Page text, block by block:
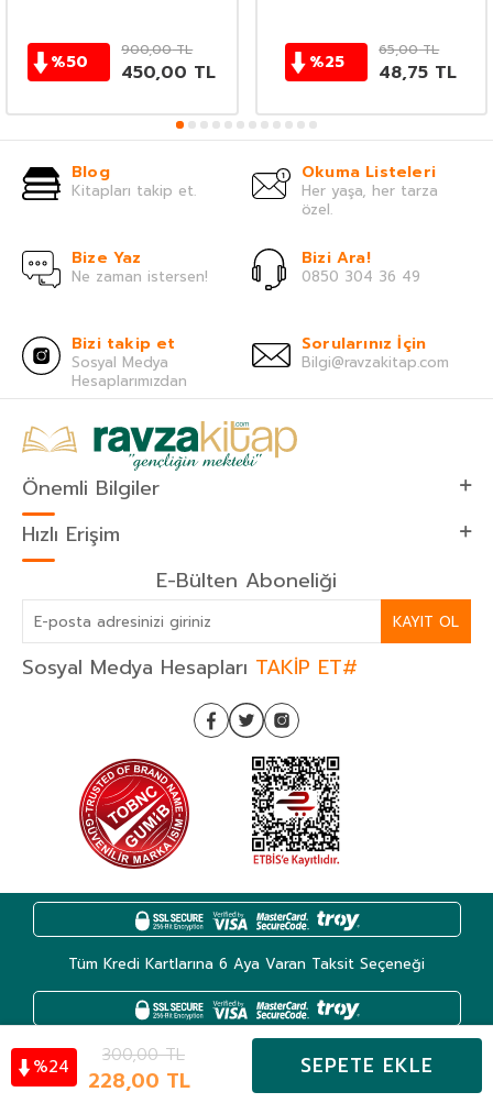
%24 300,00TL
228,00 TL SEPETE EKLE
%50
900,00TL
450,00 TL %25
65,00TL
48,75 TL
Blog
Kitapları takip et.
Okuma Listeleri
Her yaşa, her tarza
özel.
Bize Yaz
Ne zaman istersen!
Bizi Ara!
0850 304 36 49
Bizi takip et
Sosyal Medya
Hesaplarımızdan
Sorularınız İçin
Bilgi@ravzakitap.com
Önemli Bilgiler
Hızlı Erişim
E-Bülten Aboneliği
KAYIT OL
Sosyal Medya Hesapları TAKİP ET#
Tüm Kredi Kartlarına 6 Aya Varan Taksit Seçeneği
Kategoriler Hesabım Favoriler Sepet